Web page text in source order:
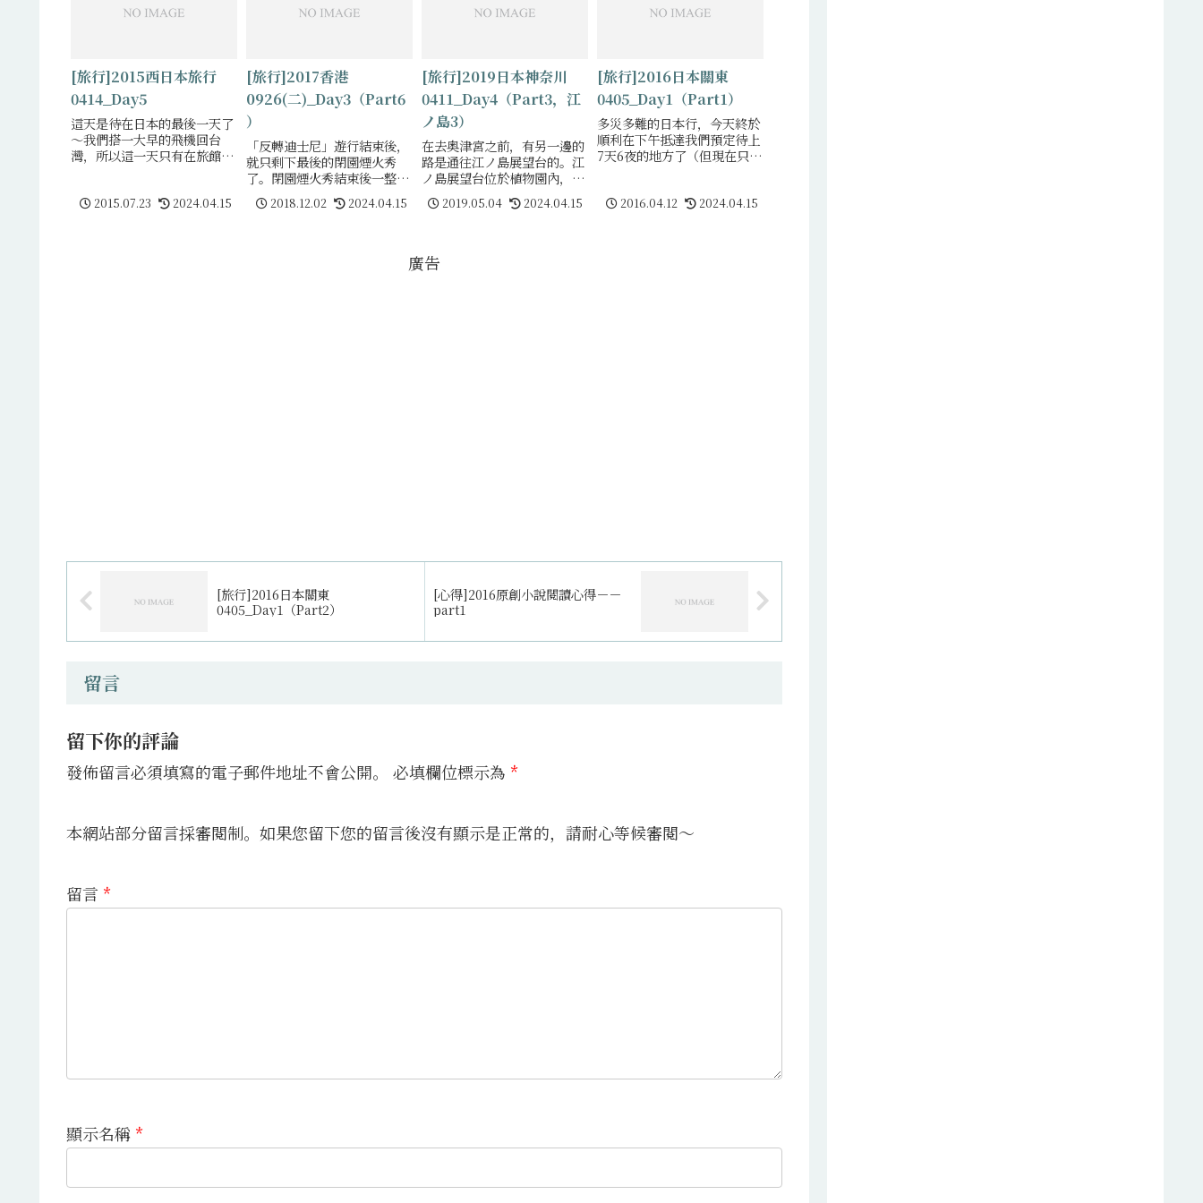
[旅行]2015西日本旅行
0414_Day5
這天是待在日本的最後一天了
～我們搭一大早的飛機回台
灣，所以這一天只有在旅館附
見的，我們很幸運地正好看見
2015.07.23 2024.04.15
[旅行]2017香港
0926(二)_Day3（Part6
）
「反轉迪士尼」遊行結束後，
就只剩下最後的閉園煙火秀
了。閉園煙火秀結束後一整天
的迪士尼就結束了。到了最後
的最後，真有點小落寞的感覺
2018.12.02 2024.04.15
[旅行]2019日本神奈川
0411_Day4（Part3，江
ノ島3）
在去奥津宮之前，有另一邊的
路是通往江ノ島展望台的。江
ノ島展望台位於植物園內，一
定要買植物園的票才能進到展
望台，所以我們雖然對植物園
考慮要不要連
2019.05.04 2024.04.15
[旅行]2016日本關東
0405_Day1（Part1）
多災多難的日本行，今天終於
順利在下午抵達我們預定待上
7天6夜的地方了（但現在只剩
點－－偕楽園。因為偕楽園內
2016.04.12 2024.04.15
廣告
[旅行]2016日本關東
0405_Day1（Part2）
[心得]2016原創小說閱讀心得－－
part1
留言
留下你的評論
發佈留言必須填寫的電子郵件地址不會公開。 必填欄位標示為 *
本網站部分留言採審閱制。如果您留下您的留言後沒有顯示是正常的，請耐心等候審閱～
留言 *
顯示名稱 *